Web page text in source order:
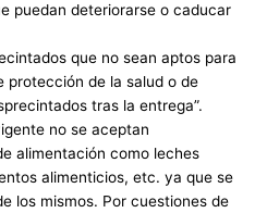
puedan deteriorarse o caducar
que no sean aptos para
protección de la salud o de
tras la entrega”.
no se aceptan
alimentación como leches
alimenticios, etc. ya que se
los mismos. Por cuestiones de